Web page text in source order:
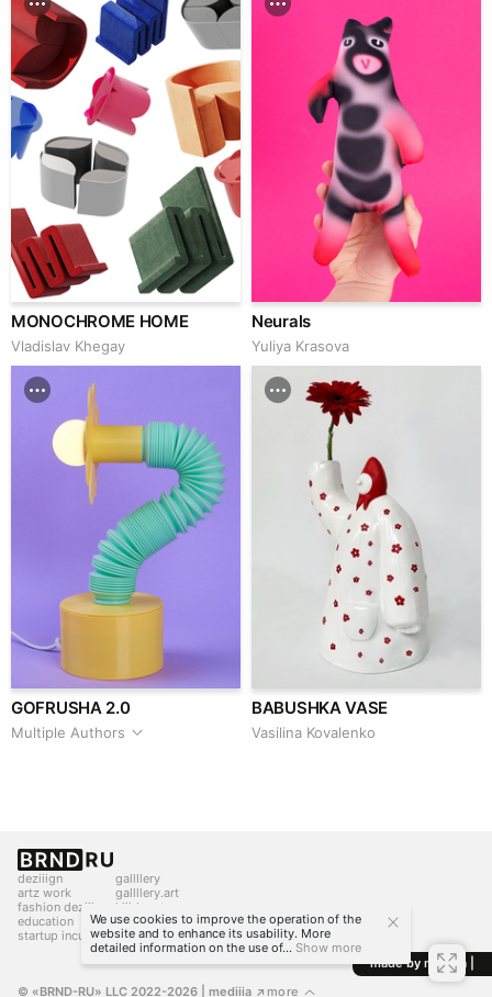
MONOCHROME HOME
Vladislav Khegay
Neurals
Yuliya Krasova
GOFRUSHA 2.0
Multiple Authors
BABUSHKA VASE
Vasilina Kovalenko
deziiign
artz work
fashion deziiign
education
startup incubator
gallllery
gallllery.art
kiiids.art
made by mediiia |
© «BRND-RU» LLC 2022-2026 | mediiia more
We use cookies to improve the operation of the
website and to enhance its usability. More
detailed information on the use of... Show more